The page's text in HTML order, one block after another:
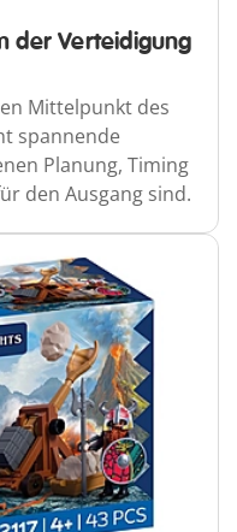
der Verteidigung
Mittelpunkt des
spannende
Planung, Timing
den Ausgang sind.